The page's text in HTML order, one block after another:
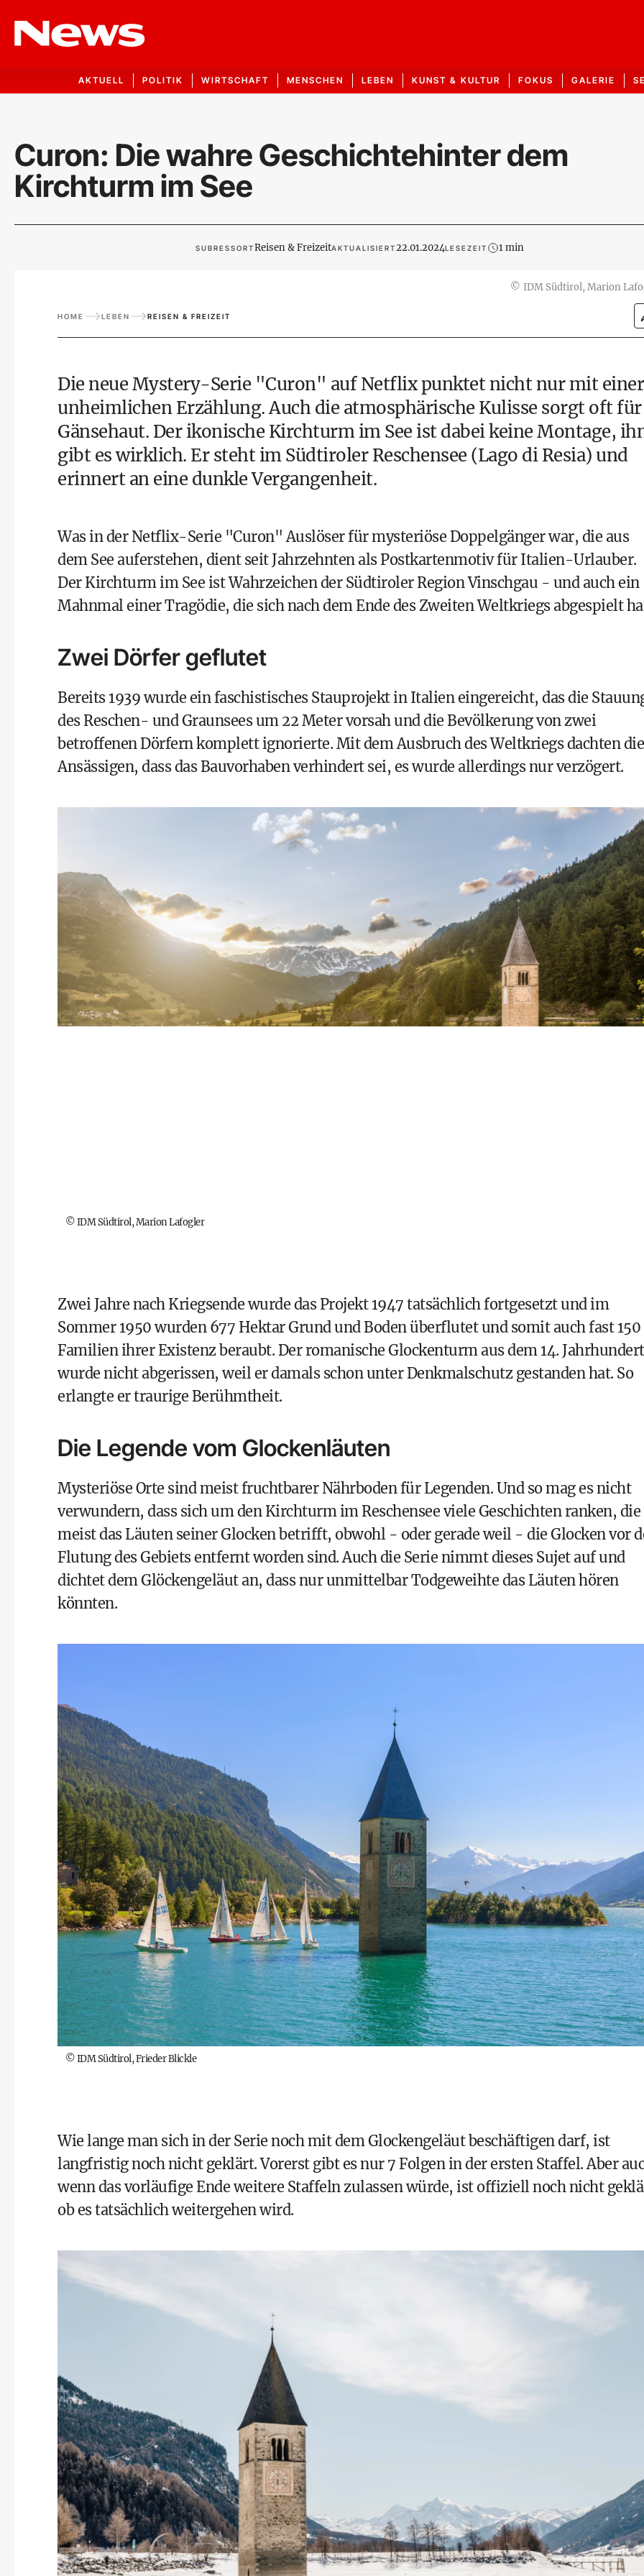
AKTUELL POLITIK WIRTSCHAFT MENSCHEN LEBEN KUNST & KULTUR FOKUS GALERIE
Curon: Die wahre Geschichtehinter dem
Kirchturm im See
SUBRESSORTReisen & FreizeitAKTUALISIERT22.01.2024LESEZEIT 1 min
© IDM Südtirol, Marion
HOME LEBEN REISEN & FREIZEIT
Die neueMystery-Serie "Curon" auf Netflixpunktet nicht nur mit einer
unheimlichen Erzählung. Auch die atmosphärische Kulisse sorgt oft für
Gänsehaut. Der ikonische Kirchturm im See ist dabei keine Montage,
gibt es wirklich. Er steht im Südtiroler Reschensee (Lago di Resia) und
erinnert an eine dunkle Vergangenheit.
Was in der Netflix-Serie "Curon" Auslöser für mysteriöse Doppelgänger war, die aus
dem See auferstehen, dient seit Jahrzehnten als Postkartenmotiv für Italien-Urlauber.
Der Kirchturm im See ist Wahrzeichen der Südtiroler Region Vinschgau - und auch ein
Mahnmal einer Tragödie, die sich nach dem Ende des Zweiten Weltkriegs abgespielt
Zwei Dörfer geflutet
Bereits 1939 wurde ein faschistisches Stauprojekt in Italien eingereicht, das die
des Reschen- und Graunsees um 22 Meter vorsah und die Bevölkerung von zwei
betroffenen Dörfern komplett ignorierte. Mit dem Ausbruch des Weltkriegs dachten die
Ansässigen, dass das Bauvorhaben verhindert sei, es wurde allerdings nur verzögert.
©IDM Südtirol, Marion Lafogler
Zwei Jahre nach Kriegsende wurde das Projekt 1947 tatsächlich fortgesetzt und im
Sommer 1950 wurden 677 Hektar Grund und Boden überflutet und somit auch fast 150
Familien ihrer Existenz beraubt. Der romanische Glockenturm aus dem 14. Jahrhundert
wurde nicht abgerissen, weil er damals schon unter Denkmalschutz gestanden hat. So
erlangte er traurige Berühmtheit.
Die Legende vom Glockenläuten
Mysteriöse Orte sind meist fruchtbarer Nährboden für Legenden. Und so mag es nicht
verwundern, dass sich um den Kirchturm im Reschensee viele Geschichten ranken, die
meist das Läuten seiner Glocken betrifft, obwohl - oder gerade weil - die Glocken vor
Flutung des Gebiets entfernt worden sind. Auch die Serie nimmt dieses Sujet auf und
dichtet dem Glöckengeläut an, dass nur unmittelbar Todgeweihte das Läuten hören
könnten.
©IDM Südtirol, Frieder Blickle
Wie lange man sich in der Serie noch mit dem Glockengeläut beschäftigen darf, ist
langfristig noch nicht geklärt. Vorerst gibt es nur 7 Folgen in der ersten Staffel. Aber
wenn das vorläufige Ende weitere Staffeln zulassen würde, ist offiziell noch nicht
ob es tatsächlich weitergehen wird.